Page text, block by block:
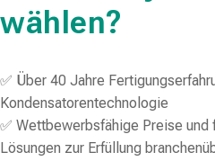
wählen?
✅ Über 40 Jahre
Kondensatorentechnologie
✅ Wettbewerbsfähige Preise
Lösungen zur Erfüllung